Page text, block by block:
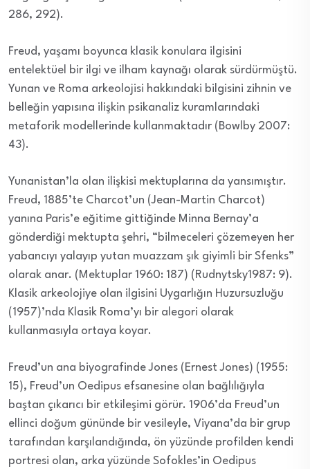
286, 292).
Freud, yaşamı boyunca klasik konulara ilgisini
entelektüel bir ilgi ve ilham kaynağı olarak sürdürmüştü.
Yunan ve Roma arkeolojisi hakkındaki bilgisini zihnin ve
belleğin yapısına ilişkin psikanaliz kuramlarındaki
metaforik modellerinde kullanmaktadır (Bowlby 2007:
43).
Yunanistan’la olan ilişkisi mektuplarına da yansımıştır.
Freud, 1885’te Charcot’un (Jean-Martin Charcot)
yanına Paris’e eğitime gittiğinde Minna Bernay’a
gönderdiği mektupta şehri, “bilmeceleri çözemeyen her
yabancıyı yalayıp yutan muazzam şık giyimli bir Sfenks”
olarak anar. (Mektuplar 1960: 187) (Rudnytsky1987: 9).
Klasik arkeolojiye olan ilgisini Uygarlığın Huzursuzluğu
(1957)’nda Klasik Roma’yı bir alegori olarak
kullanmasıyla ortaya koyar.
Freud’un ana biyografinde Jones (Ernest Jones) (1955:
15), Freud’un Oedipus efsanesine olan bağlılığıyla
baştan çıkarıcı bir etkileşimi görür. 1906’da Freud’un
ellinci doğum gününde bir vesileyle, Viyana’da bir grup
tarafından karşılandığında, ön yüzünde profilden kendi
portresi olan, arka yüzünde Sofokles’in Oedipus